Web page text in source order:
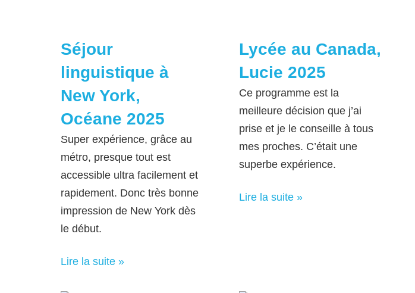
Séjour
linguistique à
New York,
Océane 2025
Super expérience, grâce au
métro, presque tout est
accessible ultra facilement et
rapidement. Donc très bonne
impression de New York dès
le début.
Lire la suite »
Lycée au Canada,
Lucie 2025
Ce programme est la
meilleure décision que j’ai
prise et je le conseille à tous
mes proches. C’était une
superbe expérience.
Lire la suite »